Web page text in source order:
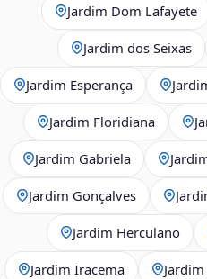
Jardim Dom Lafayete
Jardim dos Seixas
Jardim Esperança
Jardim Floridiana
Jardim Gabriela
Jardim Gonçalves
Jardim Herculano
Jardim Iracema